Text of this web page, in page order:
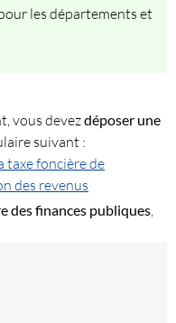
les départements et
vous devezdéposer une
suivant :
taxe foncière de
des revenus
des finances publiques